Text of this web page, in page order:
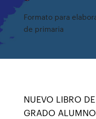
Formato para
de primaria
NUEVO LIBRO
GRADO